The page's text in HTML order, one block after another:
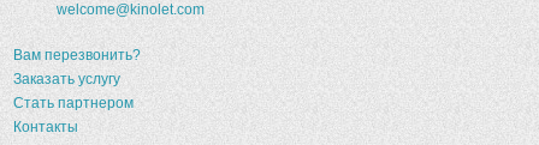
welcome@kinolet.com
Вам перезвонить?
Заказать услугу
Стать партнером
Контакты